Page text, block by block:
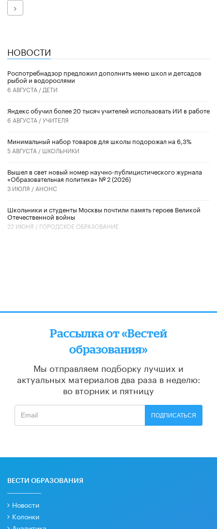
Далее
НОВОСТИ
Роспотребнадзор предложил дополнить меню школ и детсадов
рыбой и водорослями
6 АВГУСТА / ДЕТИ
​Яндекс обучил более 20 тысяч учителей использовать ИИ в работе
6 АВГУСТА /УЧИТЕЛЯ
Минимальный набор товаров для школы подорожал на 6,3%
5 АВГУСТА / ШКОЛЬНИКИ
Вышел в свет новый номер научно-публицистического журнала
«Образовательная политика» № 2 (2026)
3 ИЮЛЯ / АНОНС
Школьники и студенты Москвы почтили память героев Великой
Отечественной войны
22 ИЮНЯ / ГОРОДСКОЕ ОБРАЗОВАНИЕ
Рассылка от «Вестей
образования»
Мы отправляем подборку лучших и
актуальных материалов два раза в неделю:
во вторник и пятницу
ПОДПИСАТЬСЯ
ВЕСТИ ОБРАЗОВАНИЯ
Новости
Колонки